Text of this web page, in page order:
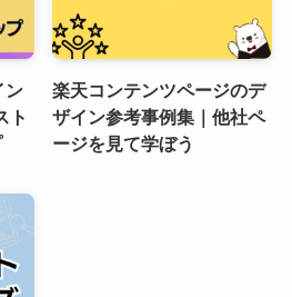
ン
ト
楽天コンテンツページのデ
ザイン参考事例集｜他社ペ
ージを見て学ぼう